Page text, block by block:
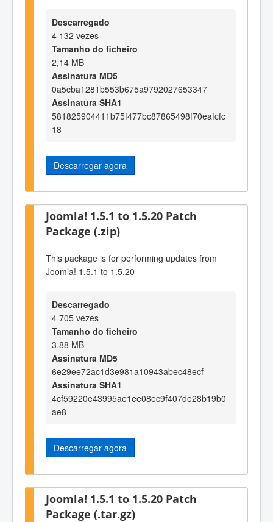
Descarregado
4 132 vezes
Tamanho do ficheiro
2,14 MB
Assinatura MD5
0a5cba1281b553b675a9792027653347
Assinatura SHA1
581825904411b75f477bc87865498f70eafcfc
18
Descarregar agora
Joomla! 1.5.1 to 1.5.20 Patch
Package (.zip)
This package is for performing updates from
Joomla! 1.5.1 to 1.5.20
Descarregado
4 705 vezes
Tamanho do ficheiro
3,88 MB
Assinatura MD5
6e29ee72ac1d3e981a10943abec48ecf
Assinatura SHA1
4cf59220e43995ae1ee08ec9f407de28b19b0
ae8
Descarregar agora
Joomla! 1.5.1 to 1.5.20 Patch
Package (.tar.gz)